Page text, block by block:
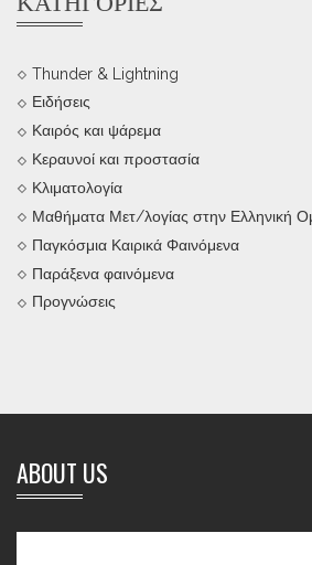
Thunder & Lightning
Ειδήσεις
Καιρός και ψάρεμα
Κεραυνοί και προστασία
Κλιματολογία
Μαθήματα Μετ/λογίας στην Ελληνική
Παγκόσμια Καιρικά Φαινόμενα
Παράξενα φαινόμενα
Προγνώσεις
ABOUT US